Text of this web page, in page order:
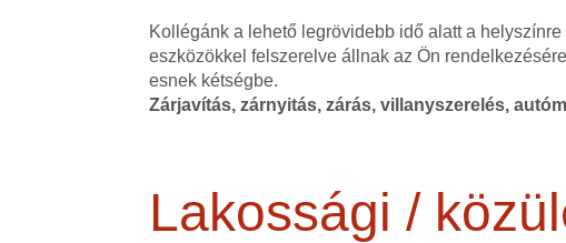
Kollégánk a lehető legrövidebb idő alatt a
eszközökkel felszerelve állnak az Ön
esnek kétségbe.
Zárjavítás, zárnyitás, zárás, villanyszerelés,
Lakossági /